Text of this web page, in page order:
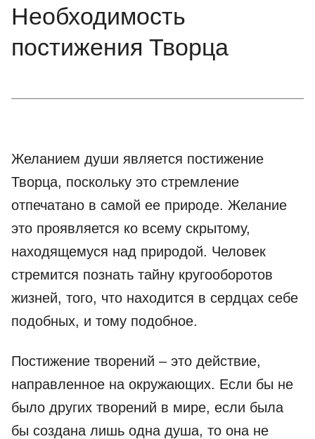
Необходимость
постижения Творца
Желанием души является постижение
Творца, поскольку это стремление
отпечатано в самой ее природе. Желание
это проявляется ко всему скрытому,
находящемуся над природой. Человек
стремится познать тайну кругооборотов
жизней, того, что находится в сердцах себе
подобных, и тому подобное.
Постижение творений – это действие,
направленное на окружающих. Если бы не
было других творений в мире, если была
бы создана лишь одна душа, то она не